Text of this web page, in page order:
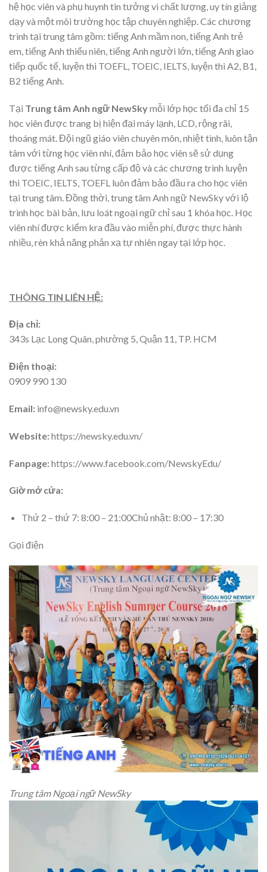
hệ học viên và phụ huynh tin tưởng vì chất lượng, uy tín giảng
dạy và một môi trường học tập chuyên nghiệp. Các chương
trình tại trung tâm gồm: tiếng Anh mầm non, tiếng Anh trẻ
em, tiếng Anh thiếu niên, tiếng Anh người lớn, tiếng Anh giao
tiếp quốc tế, luyện thi TOEFL, TOEIC, IELTS, luyện thi A2, B1,
B2 tiếng Anh.
Tại Trung tâm Anh ngữ NewSkymỗi lớp học tối đa chỉ 15
học viên được trang bị hiện đại máy lạnh, LCD, rộng rãi,
thoáng mát. Đội ngũ giáo viên chuyên môn, nhiệt tình, luôn tận
tâm với từng học viên nhí, đảm bảo học viên sẽ sử dụng
được tiếng Anh sau từng cấp độ và các chương trình luyện
thi TOEIC, IELTS, TOEFL luôn đảm bảo đầu ra cho học viên
tại trung tâm. Đồng thời, trung tâm Anh ngữ NewSky với lộ
trình học bài bản, lưu loát ngoại ngữ chỉ sau 1 khóa học. Học
viên nhí được kiểm kra đầu vào miễn phí, được thực hành
nhiều, rèn khả năng phản xạ tự nhiên ngay tại lớp học.
THÔNG TIN LIÊN HỆ:
Địa chỉ:
343s Lạc Long Quân, phường 5, Quận 11, TP. HCM
Điện thoại:
0909 990 130
Email: info@newsky.edu.vn
Website:https://newsky.edu.vn/
Fanpage:https://www.facebook.com/NewskyEdu/
Giờ mở cửa:
Thứ 2 – thứ 7: 8:00 – 21:00Chủ nhật: 8:00 – 17:30
Gọi điện
Trung tâm Ngoại ngữ NewSky